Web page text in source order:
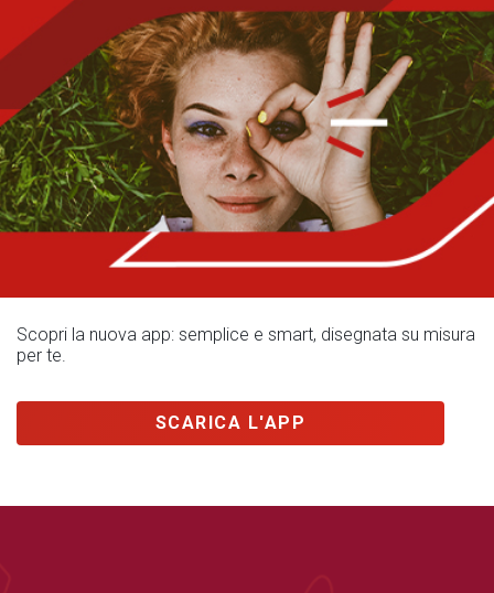
Scopri la nuova app: semplice e smart, disegnata su misura
per te.
SCARICA L'APP